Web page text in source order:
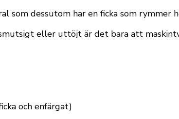
som dessutom har en ficka som rymmer
eller uttöjt är det bara att
och enfärgat)